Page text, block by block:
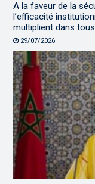
A la faveur de la
l’efficacité
multiplient dans
29/07/2026